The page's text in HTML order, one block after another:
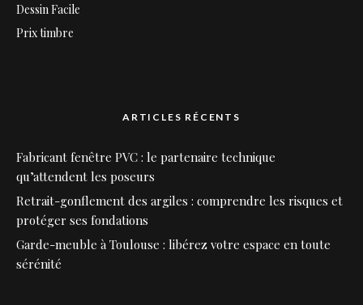
Dessin Facile
Prix timbre
ARTICLES RÉCENTS
Fabricant fenêtre PVC : le partenaire technique
qu’attendent les poseurs
Retrait-gonflement des argiles : comprendre les risques et
protéger ses fondations
Garde-meuble à Toulouse : libérez votre espace en toute
sérénité